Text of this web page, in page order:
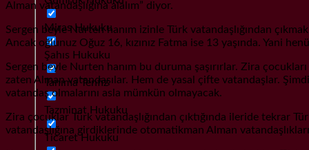
Miras Hukuku
Şahıs Hukuku
Tanıma Tenfiz
Tazminat Hukuku
Ticaret Hukuku
Alman vatandaşlığına alalım” diyor.
Sergen beyle Nurten hanım izinle Türk vatandaşlığından
Ancak oğlunuz Oğuz 16, kızınız Fatma ise 13 yaşında. Yani
Sergen beyle Nurten hanım bu duruma şaşırırlar. Zira
zaten Alman vatandaşılar. Hem de yasal çifte vatandaşlar.
vatandaş olmalarını asla mümkün olmayacak.
Zira çocuklar Türk vatandaşlığından çıktığında ileride tekrar
vatandaşlığına girdiklerinde otomatikman Alman